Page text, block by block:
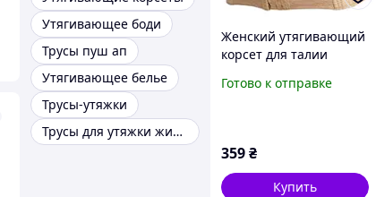
Утягивающее боди
Трусы пуш ап
Утягивающее белье
Трусы-утяжки
Трусы для утяжки живота
Женский утягивающий
корсет для талии
для похудения и
Готово к отправке
359₴
Купить